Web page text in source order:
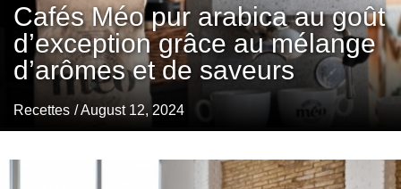
Cafés Méo pur arabica au goût
d’exception grâce au mélange
d’arômes et de saveurs
Recettes / August 12, 2024